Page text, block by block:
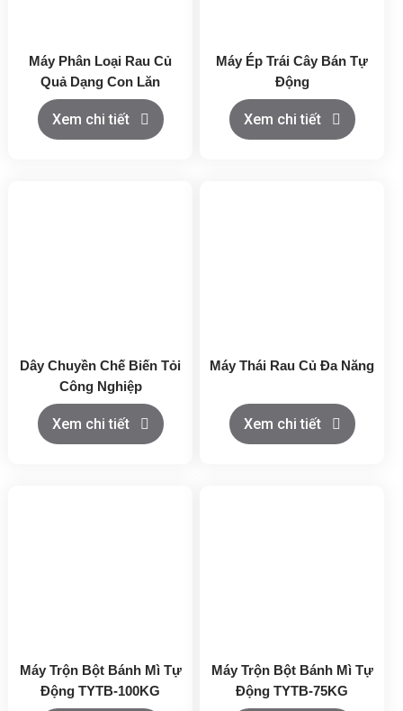
Máy Phân Loại Rau Củ
Quả Dạng Con Lăn
Xem chi tiết
Máy Ép Trái Cây Bán Tự
Động
Xem chi tiết
Dây Chuyền Chế Biến Tỏi
Công Nghiệp
Xem chi tiết
Máy Thái Rau Củ Đa Năng
Xem chi tiết
Máy Trộn Bột Bánh Mì Tự
Động TYTB-100KG
Máy Trộn Bột Bánh Mì Tự
Động TYTB-75KG